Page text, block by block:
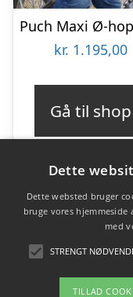
kr. 1.195,00
Gå til shop
Varekategorier
Produkter
Dette
Dette websted bruger
bruge vores hjemmeside
med
STRENGT
TILLAD